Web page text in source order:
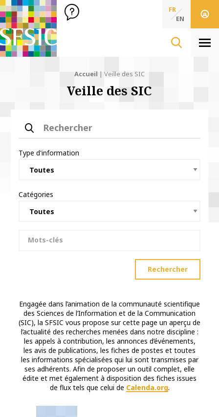
SFSIC Société Française des Sciences de l'Information & de
Société Française des Sciences
de l'Information
FR
EN
Accueil | Veille des SIC
Veille des SIC
Rechercher
Type d'information
Catégories
Mots-clés
Rechercher
Engagée dans l’animation de la communauté scientifique
des Sciences de l’Information et de la Communication
(SIC), la SFSIC vous propose sur cette page un aperçu de
l’actualité des recherches menées dans notre discipline :
les appels à contribution, les annonces d’événements,
les avis de publications, les fiches de postes et toutes
les informations spécialisées qui lui sont transmises par
ses adhérents. Afin de proposer un outil complet, elle
édite et met également à disposition des fiches issues
de flux tels que celui de Calenda.org.